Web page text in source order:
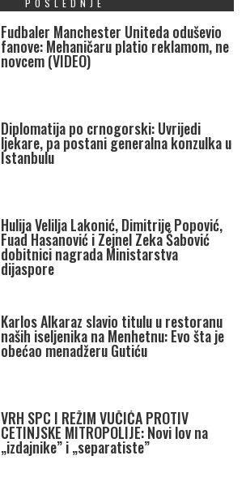
POSLEDNJE
Fudbaler Manchester Uniteda oduševio
fanove: Mehaničaru platio reklamom, ne
novcem (VIDEO)
Diplomatija po crnogorski: Uvrijedi
ljekare, pa postani generalna konzulka u
Istanbulu
Hulija Velilja Lakonić, Dimitrije Popović,
Fuad Hasanović i Zejnel Zeka Šabović
dobitnici nagrada Ministarstva
dijaspore
Karlos Alkaraz slavio titulu u restoranu
naših iseljenika na Menhetnu: Evo šta je
obećao menadžeru Gutiću
VRH SPC I REŽIM VUČIĆA PROTIV
CETINJSKE MITROPOLIJE: Novi lov na
„izdajnike” i „separatiste”